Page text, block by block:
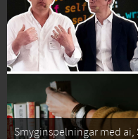
Smyginspelningar med ai,